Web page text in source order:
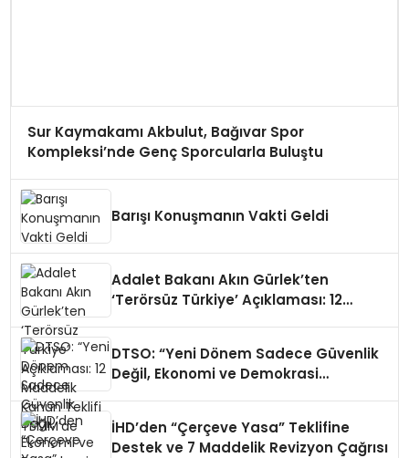
Sur Kaymakamı Akbulut, Bağıvar Spor
Kompleksi’nde Genç Sporcularla Buluştu
Barışı Konuşmanın Vakti Geldi
Adalet Bakanı Akın Gürlek’ten
‘Terörsüz Türkiye’ Açıklaması: 12
DTSO: “Yeni Dönem Sadece Güvenlik
Değil, Ekonomi ve Demokrasi
İHD’den “Çerçeve Yasa” Teklifine
Destek ve 7 Maddelik Revizyon Çağrısı